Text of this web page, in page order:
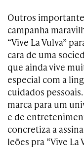
Outros
campanha
“Vive La Vulva”
cara de uma
que ainda vive
especial com a
cuidados
marca para um
e de
concretiza a
leões pra “Vive La